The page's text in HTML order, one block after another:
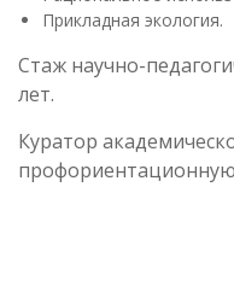
Прикладная экология.
Стаж научно-
лет.
Куратор